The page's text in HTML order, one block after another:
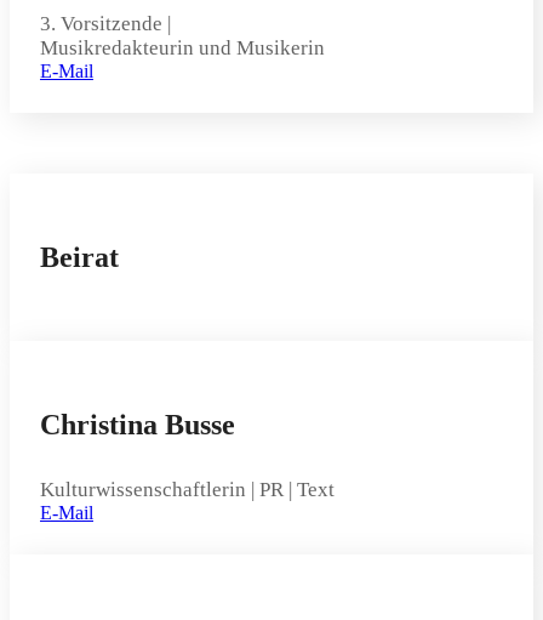
3. Vorsitzende |
Musikredakteurin und Musikerin
E-Mail
Beirat
Christina Busse
Kulturwissenschaftlerin | PR | Text
E-Mail